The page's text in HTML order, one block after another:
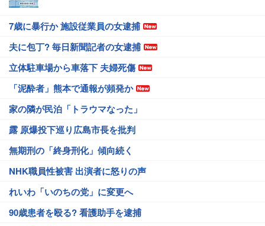
7歳に暴行か 施設従業員の女逮捕
夫に包丁? 毎日新聞記者の女逮捕
立体駐車場から車落下 夫婦死傷
「泥酔者」熊本で通報が頻発か
家の隣が民泊「トラウマなった」
露 原爆投下巡り広島市長を批判
無期刑の「終身刑化」傾向続く
NHK職員性被害 出演者に怒りの声
れいわ「いのちの党」に変更へ
90歳患者を殴る? 看護助手を逮捕